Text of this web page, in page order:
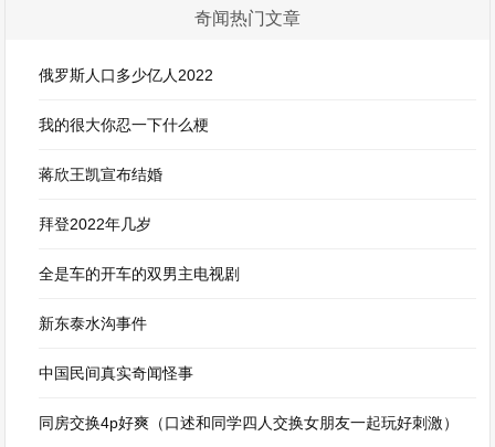
奇闻热门文章
俄罗斯人口多少亿人2022
我的很大你忍一下什么梗
蒋欣王凯宣布结婚
拜登2022年几岁
全是车的开车的双男主电视剧
新东泰水沟事件
中国民间真实奇闻怪事
同房交换4p好爽（口述和同学四人交换女朋友一起玩好刺激）